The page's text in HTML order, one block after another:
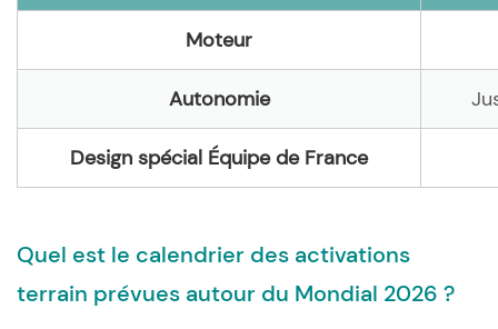
Moteur
Autonomie
Design spécial Équipe de France
Quel est le calendrier des activations
terrain prévues autour du Mondial 2026 ?